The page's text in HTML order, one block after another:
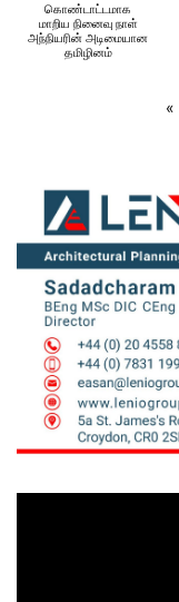
கொண்டாட்டமாக
மாறிய நினைவு நாள்
அந்நியரின் அடிமையான
தமிழினம்
«